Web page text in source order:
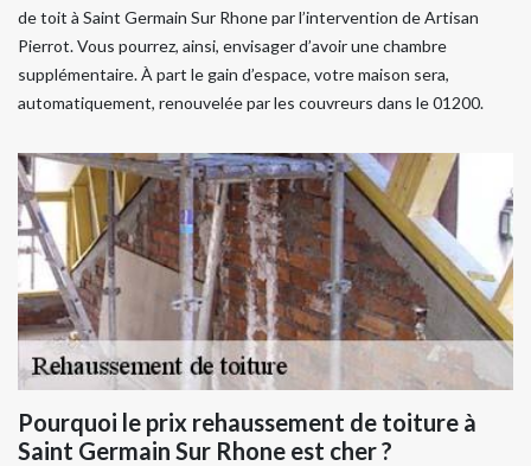
de toit à Saint Germain Sur Rhone par l’intervention de Artisan
Pierrot. Vous pourrez, ainsi, envisager d’avoir une chambre
supplémentaire. À part le gain d’espace, votre maison sera,
automatiquement, renouvelée par les couvreurs dans le 01200.
Pourquoi le prix rehaussement de toiture à
Saint Germain Sur Rhone est cher ?